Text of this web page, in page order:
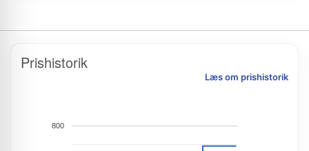
Prishistorik
Læs om prishistorik
800